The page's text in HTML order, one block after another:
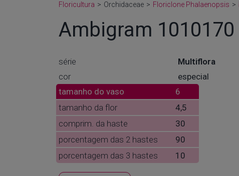
Floricultura > Orchidaceae > Floriclone Phalaenopsis >
Ambigram 1010170
série
Multiflora
cor
especial
tamanho do vaso
6
tamanho da flor
4,5
comprim. da haste
30
porcentagem das 2 hastes
90
porcentagem das 3 hastes
10